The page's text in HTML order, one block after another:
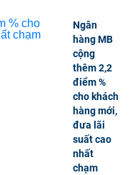
Ngân
hàng MB
cộng
thêm 2,2
điểm %
cho khách
hàng mới,
đưa lãi
suất cao
nhất
chạm